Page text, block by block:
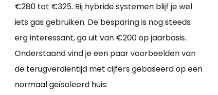
€280 tot €325. Bij hybride systemen blijf je wel
iets gas gebruiken. De besparing is nog steeds
erg interessant, ga uit van €200 op jaarbasis.
Onderstaand vind je een paar voorbeelden van
de terugverdientijd met cijfers gebaseerd op een
normaal geïsoleerd huis: